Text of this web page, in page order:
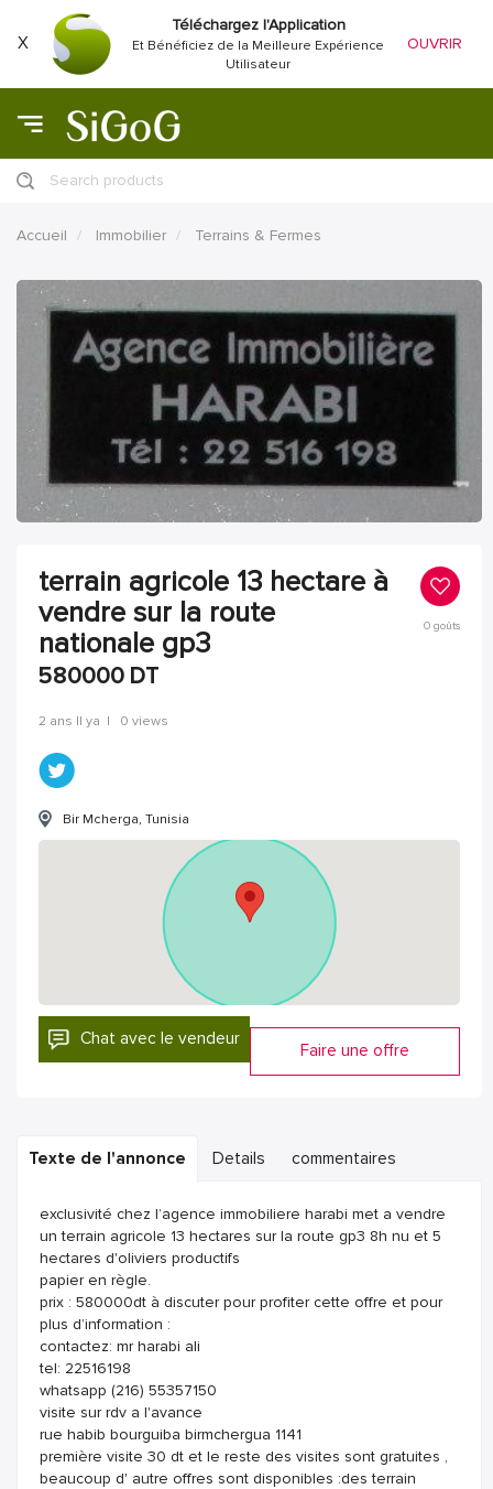
X
Téléchargez l'Application
Et Bénéficiez de la Meilleure Expérience
Utilisateur
OUVRIR
Search products
Accueil Immobilier Terrains & Fermes
terrain agricole 13 hectare à
vendre sur la route
nationale gp3
580000 DT
0goûts
2 ans Il ya | 0 views
Bir Mcherga, Tunisia
Chat avec le vendeur
Faire une offre
Texte de l'annonce Details commentaires
exclusivité chez l’agence immobiliere harabi met a vendre
un terrain agricole 13 hectares sur la route gp3 8h nu et 5
hectares d'oliviers productifs
papier en règle.
prix : 580000dt à discuter pour profiter cette offre et pour
plus d’information :
contactez: mr harabi ali
tel: 22516198
whatsapp (216) 55357150
visite sur rdv a l'avance
rue habib bourguiba birmchergua 1141
première visite 30 dt et le reste des visites sont gratuites ,
beaucoup d' autre offres sont disponibles :des terrain